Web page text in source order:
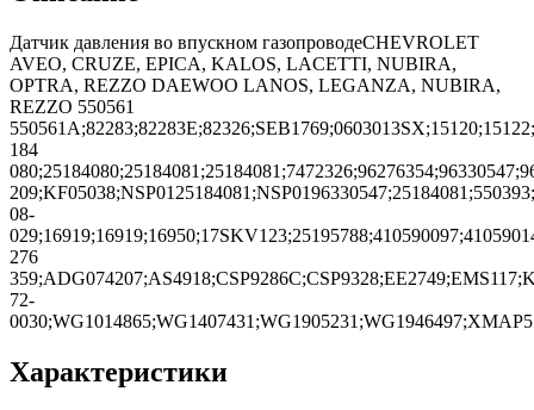
Датчик давления во впускном газопроводеCHEVROLET
AVEO, CRUZE, EPICA, KALOS, LACETTI, NUBIRA,
OPTRA, REZZO DAEWOO LANOS, LEGANZA, NUBIRA,
REZZO 550561
184
08-
276
72-
Характеристики